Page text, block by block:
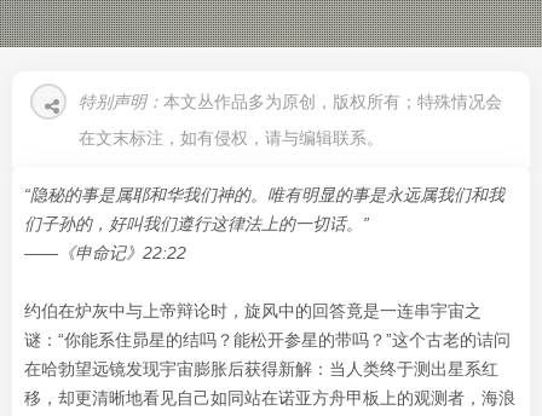
特别声明： 本文丛作品多为原创，版权所有；特殊情况会
在文末标注，如有侵权，请与编辑联系。
“隐秘的事是属耶和华我们神的。唯有明显的事是永远属我们和我
们子孙的，好叫我们遵行这律法上的一切话。”
——《申命记》22:22
约伯在炉灰中与上帝辩论时，旋风中的回答竟是一连串宇宙之
谜：“你能系住昴星的结吗？能松开参星的带吗？”这个古老的诘问
在哈勃望远镜发现宇宙膨胀后获得新解：当人类终于测出星系红
移，却更清晰地看见自己如同站在诺亚方舟甲板上的观测者，海浪